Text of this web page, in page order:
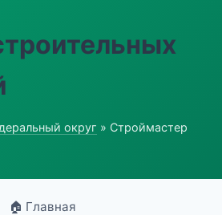
округ » Строймастер
🏠 Главная